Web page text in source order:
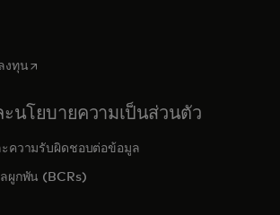
tab
new tab
งทุนopens in a new tab
นโยบายความเป็นส่วนตัว
ความรับผิดชอบต่อข้อมูล
ผูกพัน (BCRs)